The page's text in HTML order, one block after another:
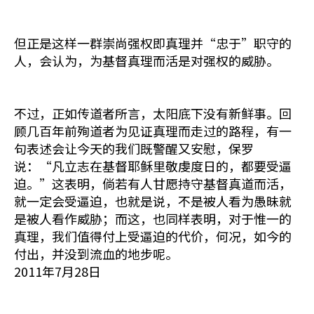
但正是这样一群崇尚强权即真理并“忠于”职守的
人，会认为，为基督真理而活是对强权的威胁。
不过，正如传道者所言，太阳底下没有新鲜事。回
顾几百年前殉道者为见证真理而走过的路程，有一
句表述会让今天的我们既警醒又安慰，保罗
说：“凡立志在基督耶稣里敬虔度日的，都要受逼
迫。”这表明，倘若有人甘愿持守基督真道而活，
就一定会受逼迫，也就是说，不是被人看为愚昧就
是被人看作威胁；而这，也同样表明，对于惟一的
真理，我们值得付上受逼迫的代价，何况，如今的
付出，并没到流血的地步呢。
2011年7月28日